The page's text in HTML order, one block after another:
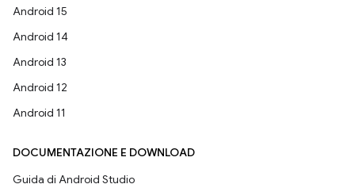
Android 15
Android 14
Android 13
Android 12
Android 11
DOCUMENTAZIONE E DOWNLOAD
Guida di Android Studio